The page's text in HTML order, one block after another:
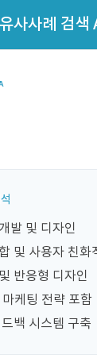
유사사례 검색
발 및 디자인
및 사용자 친화
반응형 디자인
케팅 전략 포함
백 시스템 구축